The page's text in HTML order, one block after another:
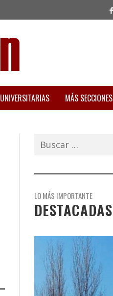
UNIVERSITARIAS MÁS SECCIONES
Buscar:
LO MÁS IMPORTANTE
DESTACADAS